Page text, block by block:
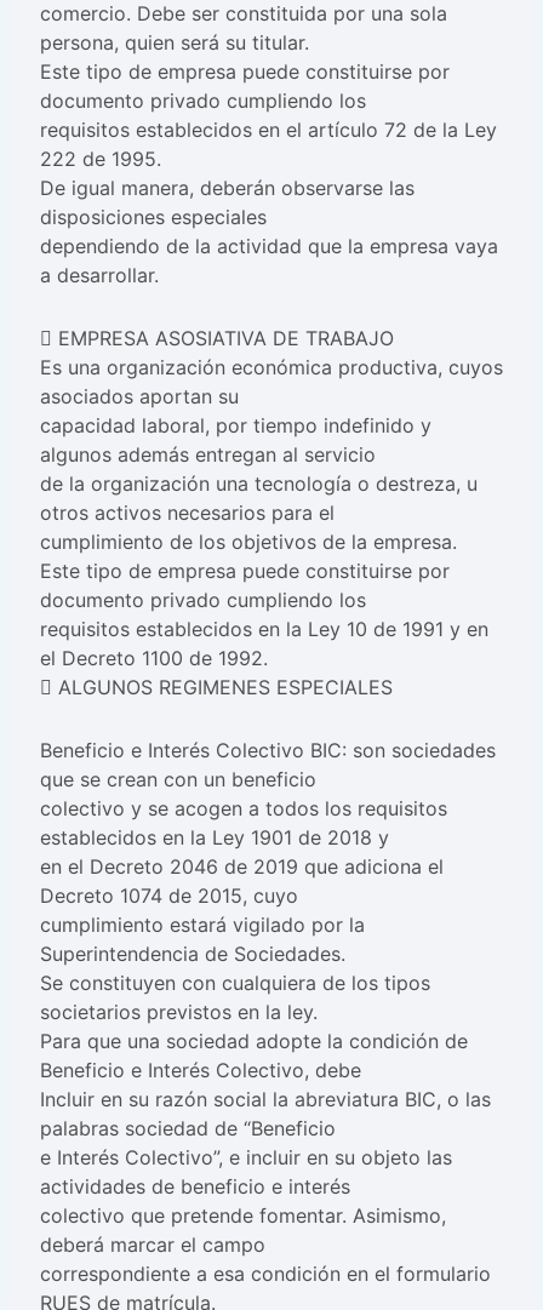
comercio. Debe ser constituida por una sola
persona, quien será su titular.
Este tipo de empresa puede constituirse por
documento privado cumpliendo los
requisitos establecidos en el artículo 72 de la Ley
222 de 1995.
De igual manera, deberán observarse las
disposiciones especiales
dependiendo de la actividad que la empresa vaya
a desarrollar.
 EMPRESA ASOSIATIVA DE TRABAJO
Es una organización económica productiva, cuyos
asociados aportan su
capacidad laboral, por tiempo indefinido y
algunos además entregan al servicio
de la organización una tecnología o destreza, u
otros activos necesarios para el
cumplimiento de los objetivos de la empresa.
Este tipo de empresa puede constituirse por
documento privado cumpliendo los
requisitos establecidos en la Ley 10 de 1991 y en
el Decreto 1100 de 1992.
 ALGUNOS REGIMENES ESPECIALES
Beneficio e Interés Colectivo BIC: son sociedades
que se crean con un beneficio
colectivo y se acogen a todos los requisitos
establecidos en la Ley 1901 de 2018 y
en el Decreto 2046 de 2019 que adiciona el
Decreto 1074 de 2015, cuyo
cumplimiento estará vigilado por la
Superintendencia de Sociedades.
Se constituyen con cualquiera de los tipos
societarios previstos en la ley.
Para que una sociedad adopte la condición de
Beneficio e Interés Colectivo, debe
Incluir en su razón social la abreviatura BIC, o las
palabras sociedad de “Beneficio
e Interés Colectivo”, e incluir en su objeto las
actividades de beneficio e interés
colectivo que pretende fomentar. Asimismo,
deberá marcar el campo
correspondiente a esa condición en el formulario
RUES de matrícula.